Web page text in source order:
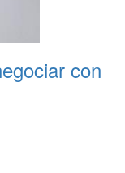
con